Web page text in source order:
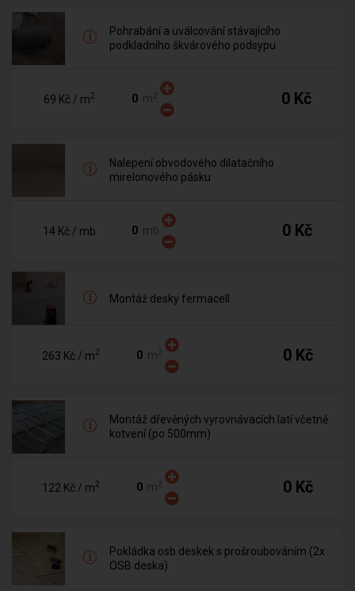
Pohrabání a uválcování stávajícího
podkladního škvárového podsypu
69 Kč/ m2 m2 0 Kč
Nalepení obvodového dilatačního
mirelonového pásku
14 Kč / mb mb 0 Kč
Montáž desky fermacell
263 Kč / m2 m2 0 Kč
Montáž dřevěných vyrovnávacích latí včetně
kotvení (po 500mm)
122 Kč / m2 m2 0 Kč
Pokládka osb deskek s prošroubováním (2x
OSB deska)